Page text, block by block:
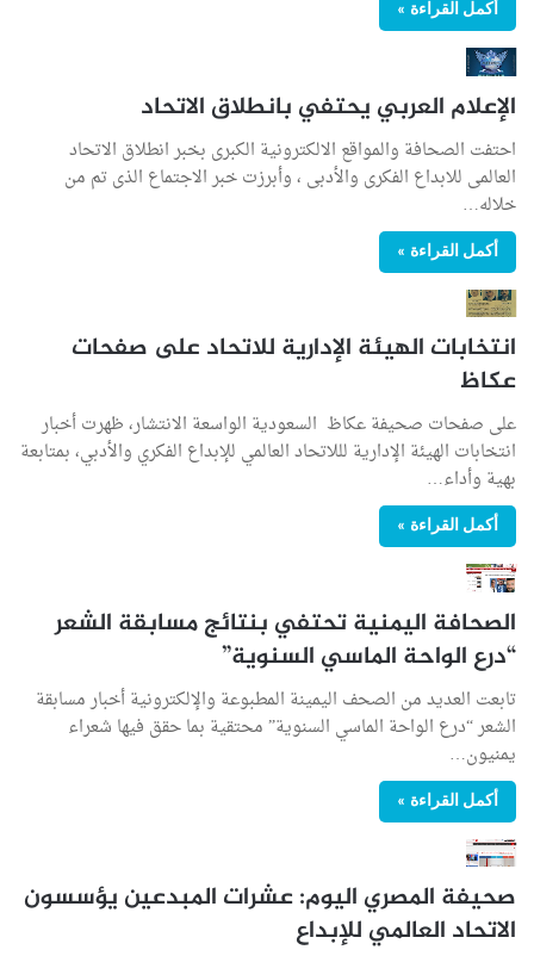
أكمل القراءة »
الإعلام العربي يحتفي بانطلاق الاتحاد
احتفت الصحافة والمواقع الالكترونية الكبرى بخبر انطلاق الاتحاد
العالمى للابداع الفكرى والأدبى ، وأبرزت خبر الاجتماع الذى تم من
خلاله…
أكمل القراءة »
انتخابات الهيئة الإدارية للاتحاد على صفحات
عكاظ
على صفحات صحيفة عكاظ السعودية الواسعة الانتشار، ظهرت أخبار
انتخابات الهيئة الإدارية لللاتحاد العالمي للإبداع الفكري والأدبي، بمتابعة
بهية وأداء…
أكمل القراءة »
الصحافة اليمنية تحتفي بنتائج مسابقة الشعر
“درع الواحة الماسي السنوية”
تابعت العديد من الصحف اليمينة المطبوعة والإلكترونية أخبار مسابقة
الشعر “درع الواحة الماسي السنوية” محتقية بما حقق فيها شعراء
يمنيون…
أكمل القراءة »
صحيفة المصري اليوم: عشرات المبدعين يؤسسون
الاتحاد العالمي للإبداع